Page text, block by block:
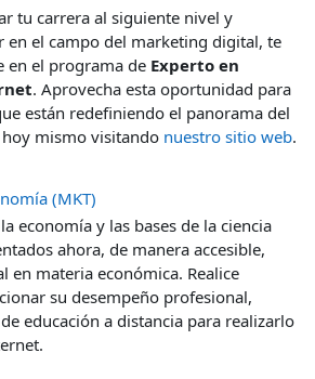
tu carrera al siguiente nivel y
en el campo del marketing digital, te
en el programa de Experto en
. Aprovecha esta oportunidad para
están redefiniendo el panorama del
mismo visitando nuestro sitio web.
(MKT)
economía y las bases de la ciencia
ahora, de manera accesible,
en materia económica. Realice
su desempeño profesional,
educación a distancia para realizarlo